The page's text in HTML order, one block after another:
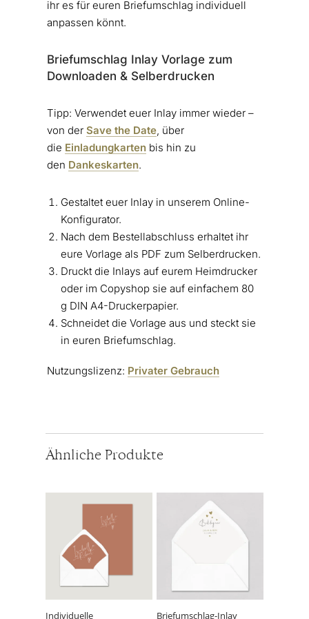
ihr es für euren Briefumschlag individuell
anpassen könnt.
Briefumschlag Inlay Vorlage zum
Downloaden & Selberdrucken
Tipp: Verwendet euer Inlay immer wieder –
von der Save the Date, über
die Einladungkartenbis hin zu
den Dankeskarten.
Gestaltet euer Inlay in unserem Online-
Konfigurator.
Nach dem Bestellabschluss erhaltet ihr
eure Vorlage als PDF zum Selberdrucken.
Druckt die Inlays auf eurem Heimdrucker
oder im Copyshop sie auf einfachem 80
g DIN A4-Druckerpapier.
Schneidet die Vorlage aus und steckt sie
in euren Briefumschlag.
Nutzungslizenz: Privater Gebrauch
Ähnliche Produkte
Individuelle
mehrere
Varianten
Die
Optionen
können
Briefumschlag-Inlay
Produkt
weist
mehrere
Optionen
können